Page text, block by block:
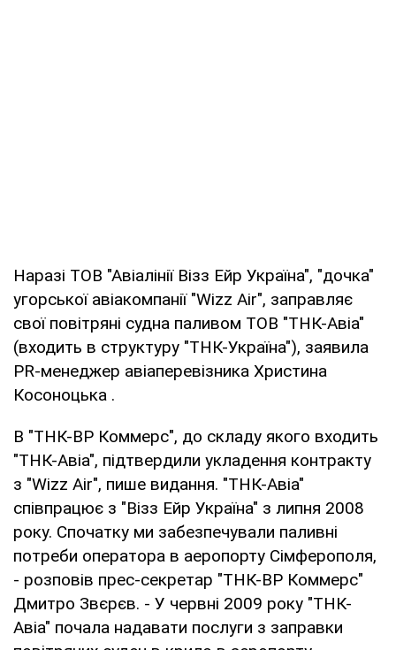
Наразі ТОВ "Авіалінії Візз Ейр Україна", "дочка"
угорської авіакомпанії "Wizz Air", заправляє
свої повітряні судна паливом ТОВ "ТНК-Авіа"
(входить в структуру "ТНК-Україна"), заявила
PR-менеджер авіаперевізника Христина
Косоноцька .
В "ТНК-ВР Коммерс", до складу якого входить
"ТНК-Авіа", підтвердили укладення контракту
з "Wizz Air", пише видання. "ТНК-Авіа"
співпрацює з "Візз Ейр Україна" з липня 2008
року. Спочатку ми забезпечували паливні
потреби оператора в аеропорту Сімферополя,
- розповів прес-секретар "ТНК-ВР Коммерс"
Дмитро Звєрєв. - У червні 2009 року "ТНК-
Авіа" почала надавати послуги з заправки